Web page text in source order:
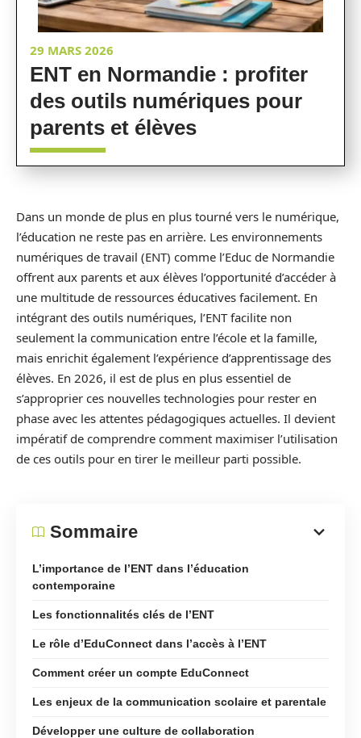
29 MARS 2026
ENT en Normandie : profiter
des outils numériques pour
parents et élèves
Dans un monde de plus en plus tourné vers le numérique,
l’éducation ne reste pas en arrière. Les environnements
numériques de travail (ENT) comme l’Educ de Normandie
offrent aux parents et aux élèves l’opportunité d’accéder à
une multitude de ressources éducatives facilement. En
intégrant des outils numériques, l’ENT facilite non
seulement la communication entre l’école et la famille,
mais enrichit également l’expérience d’apprentissage des
élèves. En 2026, il est de plus en plus essentiel de
s’approprier ces nouvelles technologies pour rester en
phase avec les attentes pédagogiques actuelles. Il devient
impératif de comprendre comment maximiser l’utilisation
de ces outils pour en tirer le meilleur parti possible.
Sommaire
L’importance de l’ENT dans l’éducation
contemporaine
Les fonctionnalités clés de l’ENT
Le rôle d’EduConnect dans l’accès à l’ENT
Comment créer un compte EduConnect
Les enjeux de la communication scolaire et parentale
Développer une culture de collaboration